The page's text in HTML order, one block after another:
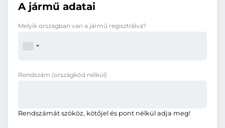
A jármű adatai
Melyik országban van a jármű regisztrálva?
Rendszám (országkód nélkül)
Rendszámát szóköz, kötőjel és pont nélkül adja meg!